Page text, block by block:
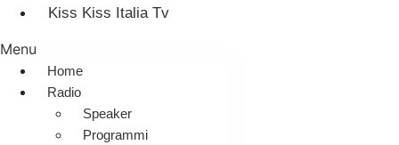
Kiss Kiss Italia Tv
Menu
Home
Radio
Speaker
Programmi